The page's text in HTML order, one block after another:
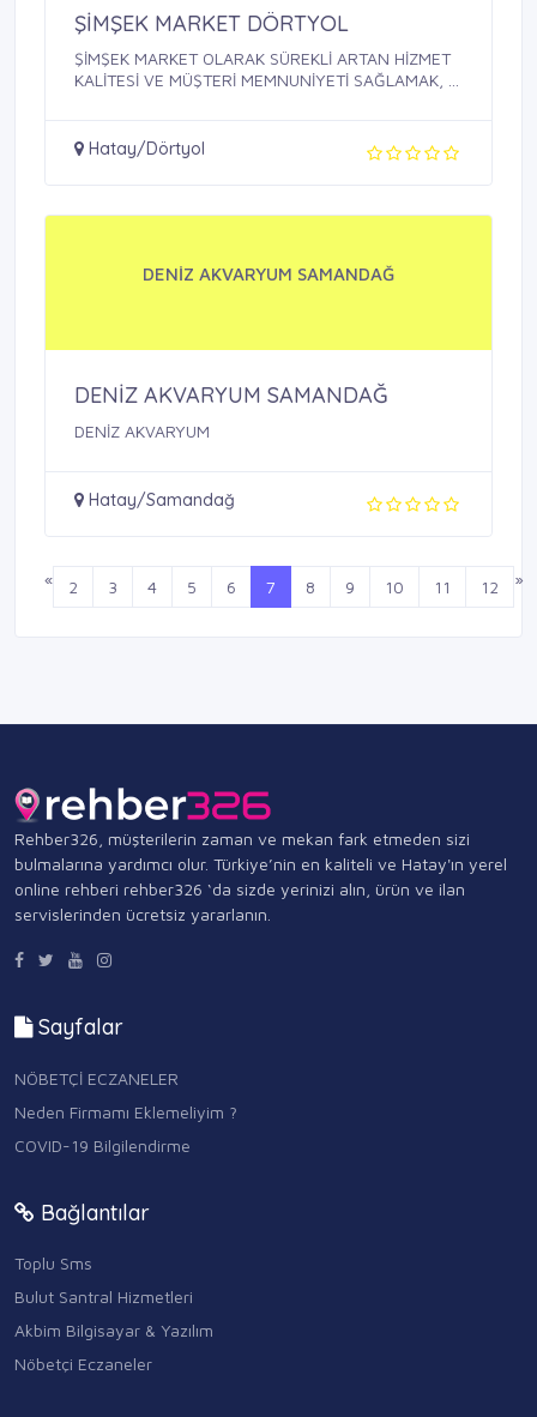
ŞİMŞEK MARKET DÖRTYOL
ŞİMŞEK MARKET OLARAK SÜREKLİ ARTAN HİZMET
KALİTESİ VE MÜŞTERİ MEMNUNİYETİ SAĞLAMAK, ...
Hatay/Dörtyol
DENİZ AKVARYUM SAMANDAĞ
DENİZ AKVARYUM SAMANDAĞ
DENİZ AKVARYUM
Hatay/Samandağ
« 2 3 4 5 6 7 8 9 10 11 12 »
Rehber326, müşterilerin zaman ve mekan fark etmeden sizi
bulmalarına yardımcı olur. Türkiye’nin en kaliteli ve Hatay'ın yerel
online rehberi rehber326 ‘da sizde yerinizi alın, ürün ve ilan
servislerinden ücretsiz yararlanın.
Sayfalar
NÖBETÇİ ECZANELER
Neden Firmamı Eklemeliyim ?
COVID-19 Bilgilendirme
Bağlantılar
Toplu Sms
Bulut Santral Hizmetleri
Akbim Bilgisayar & Yazılım
Nöbetçi Eczaneler